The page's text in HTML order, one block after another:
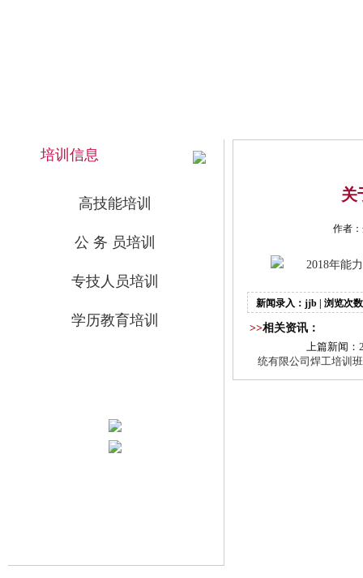
培训信息
高技能培训
公 务 员培训
专技人员培训
学历教育培训
关
作者
2018年能
新闻录入：jjb | 浏览次数
>>相关资讯：
上篇新闻：
统有限公司焊工培训